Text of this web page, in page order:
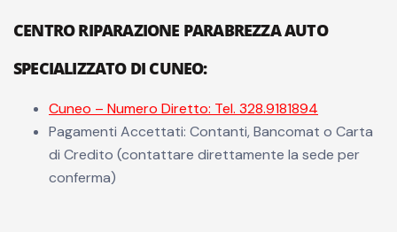
CENTRO RIPARAZIONE PARABREZZA AUTO
SPECIALIZZATO DI CUNEO:
Cuneo – Numero Diretto: Tel. 328.9181894
Pagamenti Accettati: Contanti, Bancomat o Carta
di Credito (contattare direttamente la sede per
conferma)